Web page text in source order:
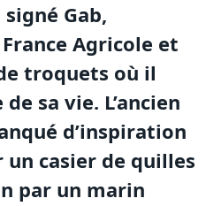
Gab,
Agricole et
troquets où il
sa vie. L’ancien
d’inspiration
casier de quilles
par un marin